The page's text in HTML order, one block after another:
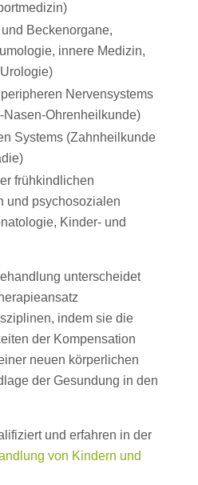
Beckenorgane,
innere Medizin,
Nervensystems
Ohrenheilkunde)
Systems (Zahnheilkunde
frühkindlichen
und psychosozialen
Kinder- und
unterscheidet
indem sie die
der Kompensation
neuen körperlichen
der Gesundung in den
und erfahren in der
von Kindern und